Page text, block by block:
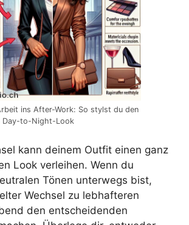
ins After-Work: So stylst du den
Day-to-Night-Look
kann deinem Outfit einen ganz
Look verleihen. Wenn du
Tönen unterwegs bist,
Wechsel zu lebhafteren
den entscheidenden